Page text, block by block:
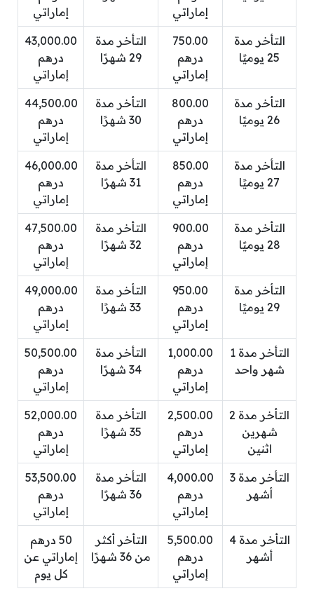
إماراتي
إماراتي
التأخر مدة
25 يوميًا
750.00
درهم
إماراتي
التأخر مدة
29 شهرًا
43,000.00
درهم
إماراتي
التأخر مدة
26 يوميًا
800.00
درهم
إماراتي
التأخر مدة
30 شهرًا
44,500.00
درهم
إماراتي
التأخر مدة
27 يوميًا
850.00
درهم
إماراتي
التأخر مدة
31 شهرًا
46,000.00
درهم
إماراتي
التأخر مدة
28 يوميًا
900.00
درهم
إماراتي
التأخر مدة
32 شهرًا
47,500.00
درهم
إماراتي
التأخر مدة
29 يوميًا
950.00
درهم
إماراتي
التأخر مدة
33 شهرًا
49,000.00
درهم
إماراتي
التأخر مدة 1
شهر واحد
1,000.00
درهم
إماراتي
التأخر مدة
34 شهرًا
50,500.00
درهم
إماراتي
التأخر مدة 2
شهرين
اثنين
2,500.00
درهم
إماراتي
التأخر مدة
35 شهرًا
52,000.00
درهم
إماراتي
التأخر مدة 3
أشهر
4,000.00
درهم
إماراتي
التأخر مدة
36 شهرًا
53,500.00
درهم
إماراتي
التأخر مدة 4
أشهر
5,500.00
درهم
إماراتي
التأخر أكثر
من 36 شهرًا
50 درهم
إماراتي عن
كل يوم